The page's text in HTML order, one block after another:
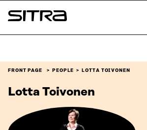
Skip to
content
Sitra
FRONT PAGE PEOPLE LOTTA TOIVONEN
Lotta Toivonen